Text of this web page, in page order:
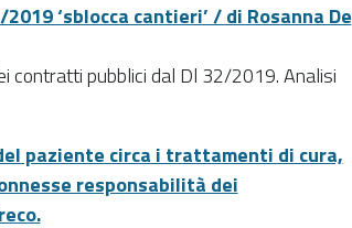
‘sblocca cantieri’ / di Rosanna De
contratti pubblici dal Dl 32/2019. Analisi
paziente circa i trattamenti di cura,
responsabilità dei